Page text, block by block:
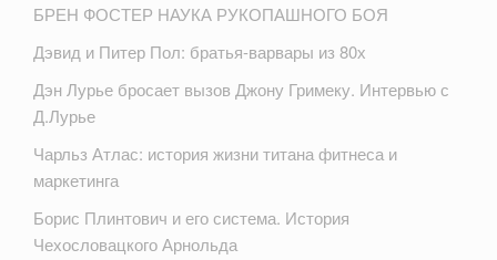
БРЕН ФОСТЕР НАУКА РУКОПАШНОГО БОЯ
Дэвид и Питер Пол: братья-варвары из 80х
Дэн Лурье бросает вызов Джону Гримеку. Интервью с
Д.Лурье
Чарльз Атлас: история жизни титана фитнеса и
маркетинга
Борис Плинтович и его система. История
Чехословацкого Арнольда